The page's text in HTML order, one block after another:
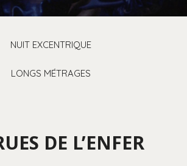
NUIT EXCENTRIQUE
LONGS MÉTRAGES
DE L’ENFER